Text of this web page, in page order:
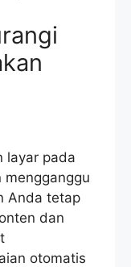
layar pada
Anda tetap
dan
otomatis